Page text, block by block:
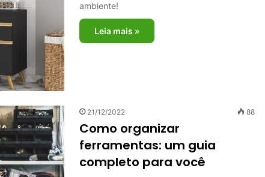
ambiente!
Leia mais »
21/12/2022 88
Como organizar
ferramentas: um guia
completo para você